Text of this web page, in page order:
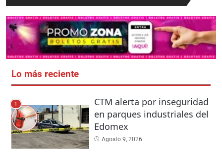
Lo más reciente
1
CTM alerta por inseguridad
en parques industriales del
Edomex
Agosto 9, 2026